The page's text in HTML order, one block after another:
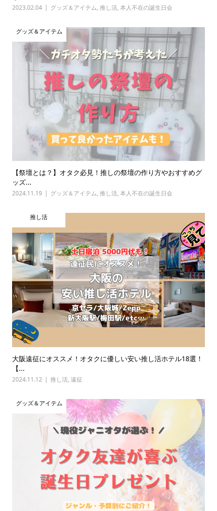
2023.02.04 グッズ＆アイテム, 推し活, 本人不在の誕生日会
グッズ＆アイテム
【祭壇とは？】オタク必見！推しの祭壇の作り方やおすすめグ
ッズ...
2024.11.19 グッズ＆アイテム, 推し活, 本人不在の誕生日会
推し活
大阪遠征にオススメ！オタクに優しい安い推し活ホテル18選！
【...
2024.11.12 推し活, 遠征
グッズ＆アイテム